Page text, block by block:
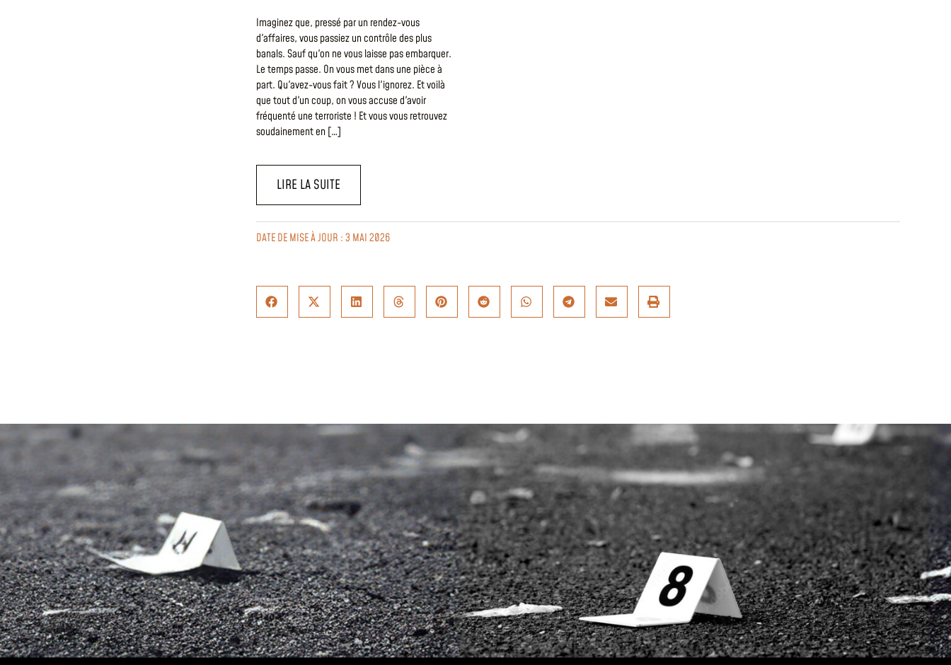
Imaginez que, pressé par un rendez-vous
d'affaires, vous passiez un contrôle des plus
banals. Sauf qu'on ne vous laisse pas embarquer.
Le temps passe. On vous met dans une pièce à
part. Qu'avez-vous fait ? Vous l'ignorez. Et voilà
que tout d'un coup, on vous accuse d'avoir
fréquenté une terroriste ! Et vous vous retrouvez
soudainement en […]
LIRE LA SUITE
DATE DE MISE À JOUR : 3 MAI 2026